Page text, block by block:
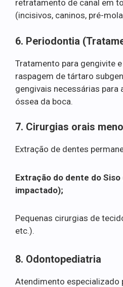
retratamento de canal em
(incisivos, caninos, pré-
6. Periodontia
Tratamento para gengivite
raspagem de tártaro
gengivais necessárias para
óssea da boca.
7. Cirurgias orais
Extração de dentes
Extração do dente do
impactado);
Pequenas cirurgias de
etc.).
8. Odontopediatria
Atendimento especializado